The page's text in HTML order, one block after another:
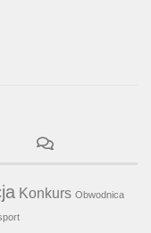
Konkurs Obwodnica